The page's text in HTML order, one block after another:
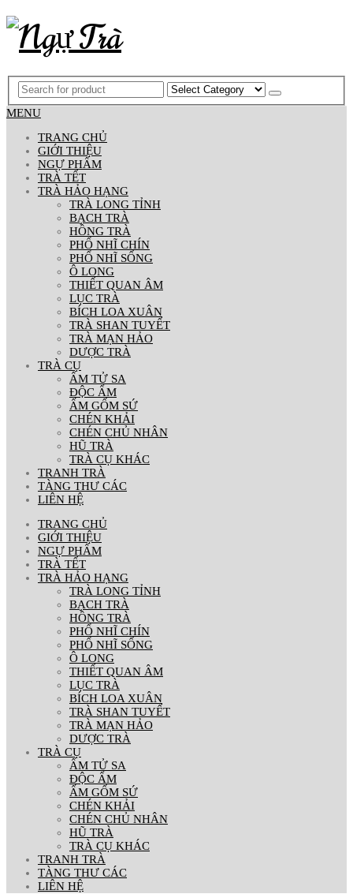
MENU
TRANG CHỦ
GIỚI THIỆU
NGỰ PHẨM
TRÀ TẾT
TRÀ HẢO HẠNG
TRÀ LONG TỈNH
BẠCH TRÀ
HỒNG TRÀ
PHỔ NHĨ CHÍN
PHỔ NHĨ SỐNG
Ô LONG
THIẾT QUAN ÂM
LỤC TRÀ
BÍCH LOA XUÂN
TRÀ SHAN TUYẾT
TRÀ MẠN HẢO
DƯỢC TRÀ
TRÀ CỤ
ẤM TỬ SA
ĐỘC ẨM
ẤM GỐM SỨ
CHÉN KHẢI
CHÉN CHỦ NHÂN
HŨ TRÀ
TRÀ CỤ KHÁC
TRANH TRÀ
TÀNG THƯ CÁC
LIÊN HỆ
TRANG CHỦ
GIỚI THIỆU
NGỰ PHẨM
TRÀ TẾT
TRÀ HẢO HẠNG
TRÀ LONG TỈNH
BẠCH TRÀ
HỒNG TRÀ
PHỔ NHĨ CHÍN
PHỔ NHĨ SỐNG
Ô LONG
THIẾT QUAN ÂM
LỤC TRÀ
BÍCH LOA XUÂN
TRÀ SHAN TUYẾT
TRÀ MẠN HẢO
DƯỢC TRÀ
TRÀ CỤ
ẤM TỬ SA
ĐỘC ẨM
ẤM GỐM SỨ
CHÉN KHẢI
CHÉN CHỦ NHÂN
HŨ TRÀ
TRÀ CỤ KHÁC
TRANH TRÀ
TÀNG THƯ CÁC
LIÊN HỆ